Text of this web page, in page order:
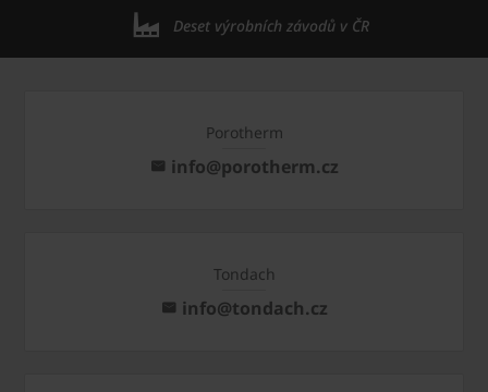
Deset výrobních závodů v ČR
Porotherm
info@porotherm.cz
Tondach
info@tondach.cz